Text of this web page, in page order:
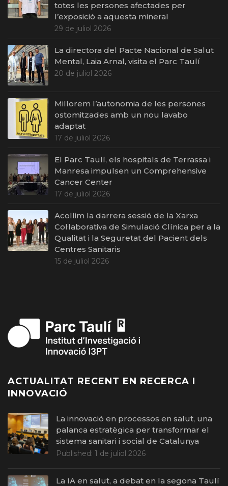
totes les persones afectades per
l’exposició a aquesta mineral
29 de juliol 2026
La directora del Pacte Nacional de Salut
Mental, Laia Arnal, visita el Parc Taulí
20 de juliol 2026
Millorem l’autonomia de les persones
ostomitzades amb un nou lavabo
adaptat
17 de juliol 2026
El Parc Taulí, els hospitals de Terrassa i
Manresa impulsen un Comprehensive
Cancer Center
17 de juliol 2026
Acollim la darrera sessió de la Xarxa
Col·laborativa de Simulació Clínica per a la
Qualitat i la Seguretat del Pacient dels
Centres Sanitaris
15 de juliol 2026
ACTUALITAT RECENT EN RECERCA I
INNOVACIÓ
La innovació en processos en salut, una
palanca estratègica per transformar el
sistema sanitari i social de Catalunya
Published: 1 de juliol 2026
La IA en salut, a debat en la segona Taulí